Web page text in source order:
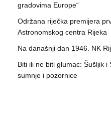
gradovima Europe“
Održana riječka premijera
Astronomskog centra Rijeka
Na današnji dan 1946. NK
Biti ili ne biti glumac: Šušljik i
sumnje i pozornice